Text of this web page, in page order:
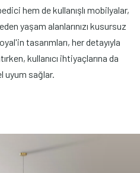
hem de kullanışlı mobilyalar,
yaşam alanlarınızı kusursuz
tasarımları, her detayıyla
kullanıcı ihtiyaçlarına da
uyum sağlar.